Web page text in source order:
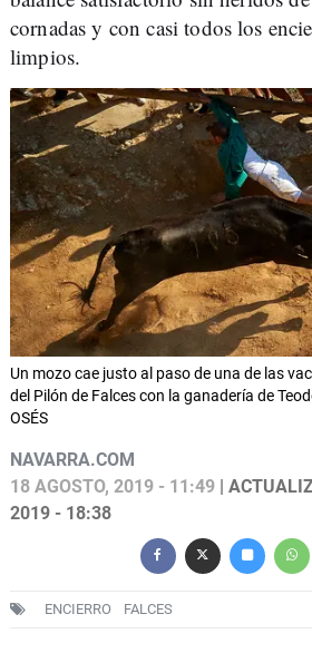
cornadas y con casi todos los
limpios.
Un mozo cae justo al paso de una de las
del Pilón de Falces con la ganadería de
OSÉS
NAVARRA.COM
18 AGOSTO, 2019 - 11:49 |
2019 - 18:38
ENCIERRO FALCES